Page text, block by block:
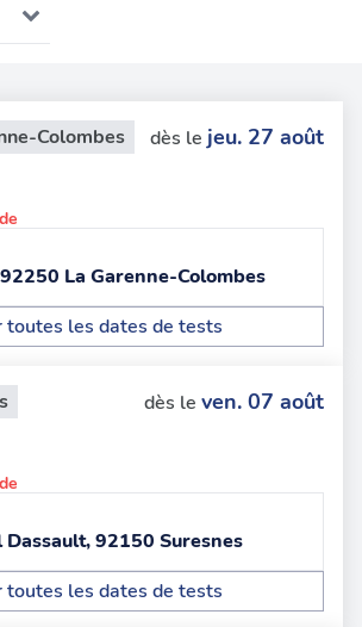
Colombes dès le jeu. 27 août
La Garenne-Colombes
toutes les dates de tests
dès le ven. 07 août
Dassault, 92150 Suresnes
toutes les dates de tests